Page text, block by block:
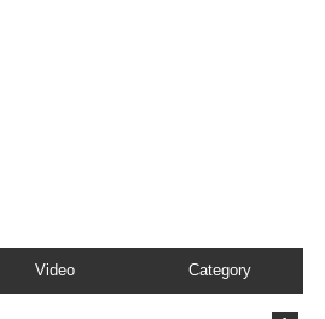
Video Category